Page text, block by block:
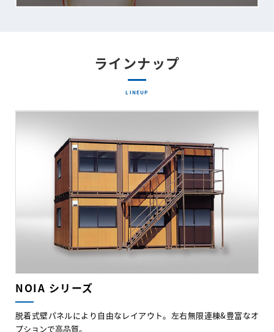
ラインナップ
LINEUP
NOIA シリーズ
脱着式壁パネルにより自由なレイアウト。左右無限連棟&豊富なオ
プションで高品質。